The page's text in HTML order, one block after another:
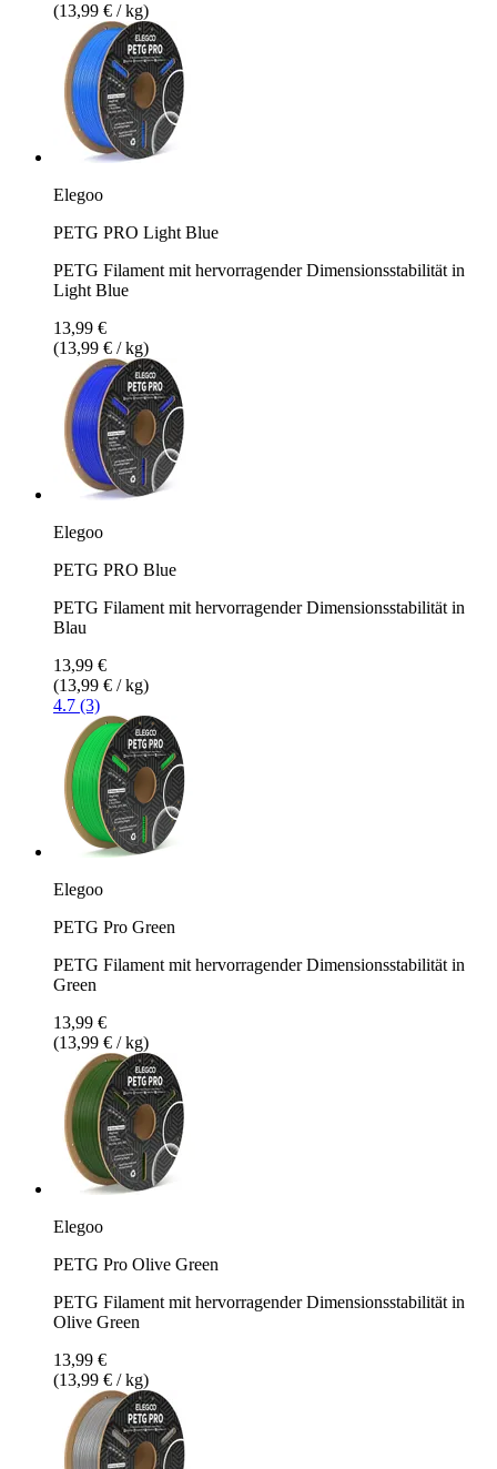
(13,99 € / kg)
Elegoo
PETG PRO Light Blue
PETG Filament mit hervorragender Dimensionsstabilität in
Light Blue
13,99 €
(13,99 € / kg)
Elegoo
PETG PRO Blue
PETG Filament mit hervorragender Dimensionsstabilität in
Blau
13,99 €
(13,99 € / kg)
4.7 (3)
Elegoo
PETG Pro Green
PETG Filament mit hervorragender Dimensionsstabilität in
Green
13,99 €
(13,99 € / kg)
Elegoo
PETG Pro Olive Green
PETG Filament mit hervorragender Dimensionsstabilität in
Olive Green
13,99 €
(13,99 € / kg)